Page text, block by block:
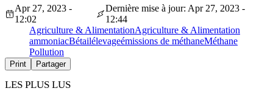
Apr 27, 2023 -
12:02
Dernière mise à jour: Apr 27, 2023 -
12:44
Agriculture & AlimentationAgriculture & Alimentation
ammoniacBétailélevageémissions de méthaneMéthane
Pollution
Print Partager
LES PLUS LUS